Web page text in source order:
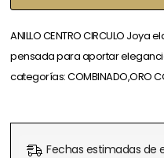
ANILLO CENTRO CIRCULO
pensada para aportar
categorías: COMBINADO,ORO
Fechas estimadas de